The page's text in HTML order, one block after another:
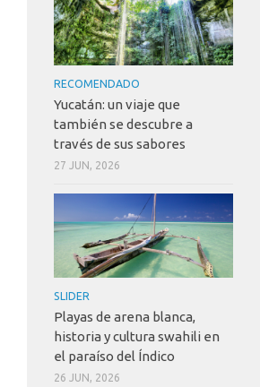
RECOMENDADO
Yucatán: un viaje que
también se descubre a
través de sus sabores
27 JUN, 2026
SLIDER
Playas de arena blanca,
historia y cultura swahili en
el paraíso del Índico
26 JUN, 2026